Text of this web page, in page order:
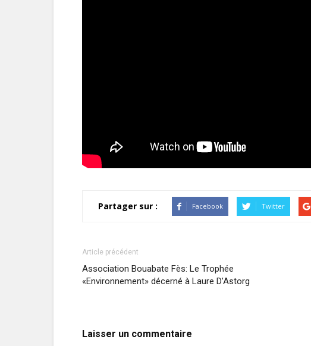
Partager sur : Facebook Twitter
Article précédent
Association Bouabate Fès: Le Trophée
«Environnement» décerné à Laure D’Astorg
Laisser un commentaire